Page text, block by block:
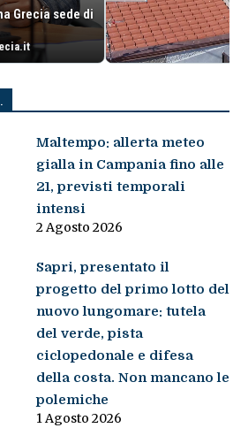
Grecia sede di
Maltempo: allerta meteo
gialla in Campania fino alle
21, previsti temporali
intensi
2 Agosto 2026
Sapri, presentato il
progetto del primo lotto del
nuovo lungomare: tutela
del verde, pista
ciclopedonale e difesa
della costa. Non mancano le
polemiche
1 Agosto 2026